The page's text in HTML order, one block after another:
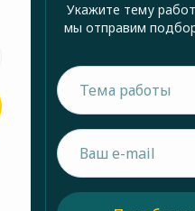
Укажите тему
мы отправим